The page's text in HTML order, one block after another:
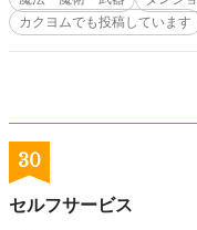
キルのエフ
純粋な身体
使して敵の
き込むその
配信者とし
配信者たち
組織までもが現れる 海野は、魔法もス
カクヨムでも投稿しています
30
セルフサービス